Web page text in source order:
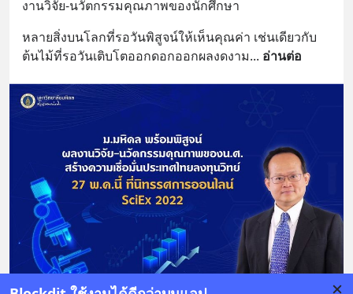
งานวิจัย-นวัตกรรมคุณภาพของนักศึกษา
หลายสิ่งบนโลกที่รอวันพิสูจน์ให้เห็นคุณค่า เช่นเดียวกับ
ต้นไม้ที่รอวันเติบโตออกดอกออกผลงดงาม... อ่านต่อ